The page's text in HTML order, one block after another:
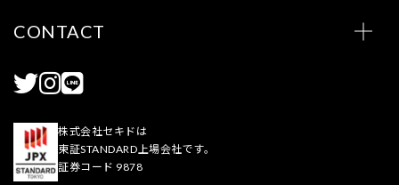
CONTACT
株式会社セキドは
東証STANDARD上場会社です。
証券コード 9878